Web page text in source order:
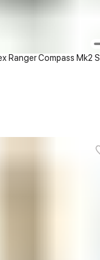
Ranger Compass Mk2 S